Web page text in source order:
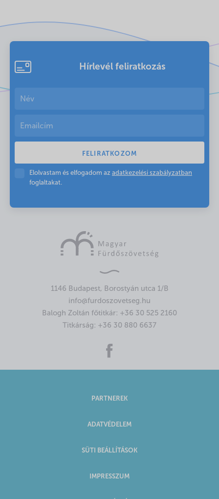
Hírlevél feliratkozás
Elolvastam és elfogadom az adatkezelési szabályzatban
foglaltakat.
1146 Budapest, Borostyán utca 1/B
info@furdoszovetseg.hu
Balogh Zoltán főtitkár: +36 30 525 2160
Titkárság: +36 30 880 6637
PARTNEREK
ADATVÉDELEM
SÜTI BEÁLLÍTÁSOK
IMPRESSZUM